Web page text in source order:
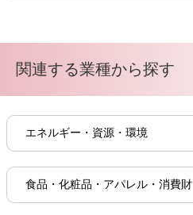
関連する業種から探す
エネルギー・資源・環境
食品・化粧品・アパレル・消費財